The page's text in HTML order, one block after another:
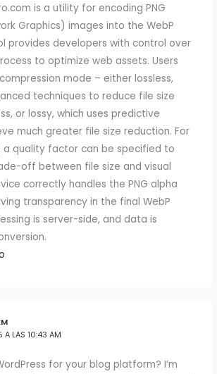
is a utility for encoding PNG
Graphics) images into the WebP
provides developers with control over
to optimize web assets. Users
mode – either lossless,
techniques to reduce file size
or lossy, which uses predictive
much greater file size reduction. For
a quality factor can be specified to
off between file size and visual
correctly handles the PNG alpha
transparency in the final WebP
is server-side, and data is
LAS 10:43 AM
for your blog platform? I’m